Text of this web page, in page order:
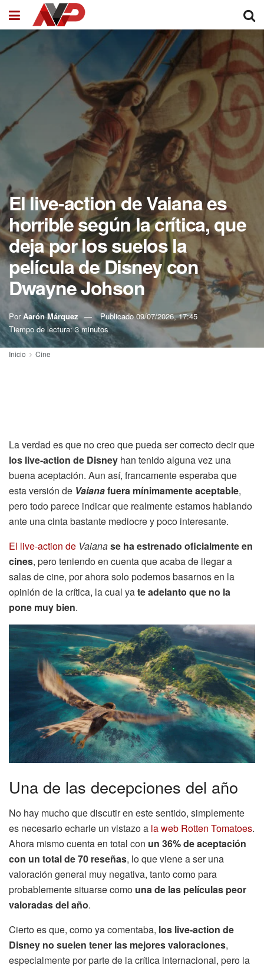
El live-action de Vaiana es
horrible según la crítica, que
deja por los suelos la
película de Disney con
Dwayne Johson
Por Aarón Márquez Publicado09/07/2026, 17:45
Tiempo de lectura: 3 minutos
Inicio Cine
La verdad es que no creo que pueda ser correcto decir que
los live-action de Disney han tenido alguna vez una
buena aceptación. Aun así, francamente esperaba que
esta versión de Vaianafuera mínimamente aceptable,
pero todo parece indicar que realmente estamos hablando
ante una cinta bastante mediocre y poco interesante.
El live-action de Vaianase ha estrenado oficialmente en
cines, pero teniendo en cuenta que acaba de llegar a
salas de cine, por ahora solo podemos basarnos en la
opinión de la crítica, la cual yate adelanto que no la
pone muy bien.
Una de las decepciones del año
No hay mucho que discutir en este sentido, simplemente
es necesario echarle un vistazo a la web Rotten Tomatoes.
Ahora mismo cuenta en total con un 36% de aceptación
con un total de 70 reseñas, lo que viene a ser una
valoración general muy negativa, tanto como para
probablemente situarse como una de las películas peor
valoradas del año.
Cierto es que, como ya comentaba, los live-action de
Disney no suelen tener las mejores valoraciones,
especialmente por parte de la crítica internacional, pero la